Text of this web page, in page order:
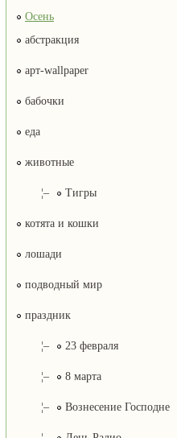
Осень
абстракция
арт-wallpaper
бабочки
еда
животные
¦– Тигры
котята и кошки
лошади
подводный мир
праздник
¦– 23 февраля
¦– 8 марта
¦– Вознесение Господне